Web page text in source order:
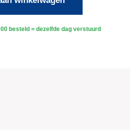
besteld = dezelfde dag verstuurd